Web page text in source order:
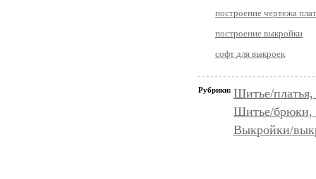
построение чертежа
построение выкройки
софт для выкроек
Рубрики: Шитье/платья,
Шитье/брюки,
Выкройки/